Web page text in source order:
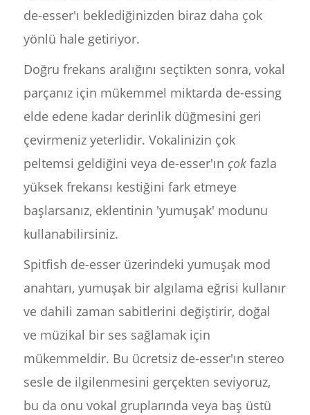
de-esser'ı beklediğinizden biraz daha çok
yönlü hale getiriyor.
Doğru frekans aralığını seçtikten sonra, vokal
parçanız için mükemmel miktarda de-essing
elde edene kadar derinlik düğmesini geri
çevirmeniz yeterlidir. Vokalinizin çok
peltemsi geldiğini veya de-esser'ın çokfazla
yüksek frekansı kestiğini fark etmeye
başlarsanız, eklentinin 'yumuşak' modunu
kullanabilirsiniz.
Spitfish de-esser üzerindeki yumuşak mod
anahtarı, yumuşak bir algılama eğrisi kullanır
ve dahili zaman sabitlerini değiştirir, doğal
ve müzikal bir ses sağlamak için
mükemmeldir. Bu ücretsiz de-esser'ın stereo
sesle de ilgilenmesini gerçekten seviyoruz,
bu da onu vokal gruplarında veya baş üstü